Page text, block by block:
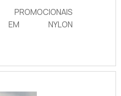
EM NYLON